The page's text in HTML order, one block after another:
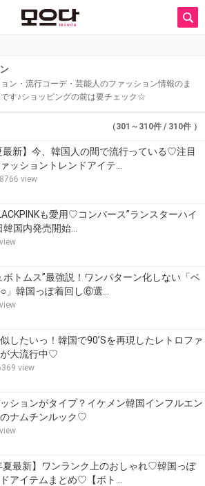
ン・流行コーデ・芸能人のファッション情報のま
す♪ショッピングの前は要チェック☆
（301～310件 / 310件 ）
最新】今、韓国人の間で流行っている♡注目
ッショントレンドアイテ…
view
も愛用♡コンバース”ランスターハイ
韓国内発売開始…
ボトムス”最強説！ワンパターン化しない「ベ
」韓国っぽ着回し⑥選…
したいっ！韓国で90’Sを再現したレトロファ
大流行中♡
view
ションがタイプ？イケメン韓国インフルエン
ナムチンルック♡
夏最新】ワンランク上のおしゃれ♡韓国っぽ
アイテムまとめ♡【ボト…